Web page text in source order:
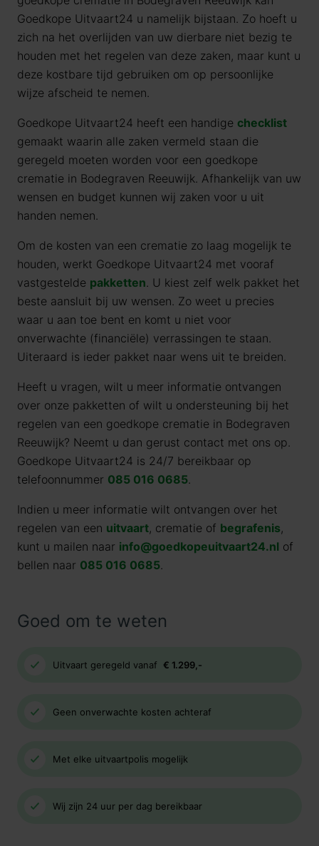
Goedkope Uitvaart24 u namelijk bijstaan. Zo hoeft u
zich na het overlijden van uw dierbare niet bezig te
houden met het regelen van deze zaken, maar kunt u
deze kostbare tijd gebruiken om op persoonlijke
wijze afscheid te nemen.
Goedkope Uitvaart24 heeft een handige checklist
gemaakt waarin alle zaken vermeld staan die
geregeld moeten worden voor een goedkope
crematie in Bodegraven Reeuwijk. Afhankelijk van uw
wensen en budget kunnen wij zaken voor u uit
handen nemen.
Om de kosten van een crematie zo laag mogelijk te
houden, werkt Goedkope Uitvaart24 met vooraf
vastgestelde pakketten. U kiest zelf welk pakket het
beste aansluit bij uw wensen. Zo weet u precies
waar u aan toe bent en komt u niet voor
onverwachte (financiële) verrassingen te staan.
Uiteraard is ieder pakket naar wens uit te breiden.
Heeft u vragen, wilt u meer informatie ontvangen
over onze pakketten of wilt u ondersteuning bij het
regelen van een goedkope crematie in Bodegraven
Reeuwijk? Neemt u dan gerust contact met ons op.
Goedkope Uitvaart24 is 24/7 bereikbaar op
telefoonnummer 085 016 0685.
Indien u meer informatie wilt ontvangen over het
regelen van een uitvaart, crematie of begrafenis,
kunt u mailen naar info@goedkopeuitvaart24.nl of
bellen naar 085 016 0685.
Goed om te weten
Uitvaart geregeld vanaf € 1.299,-
Geen onverwachte kosten achteraf
Met elke uitvaartpolis mogelijk
Wij zijn 24 uur per dag bereikbaar